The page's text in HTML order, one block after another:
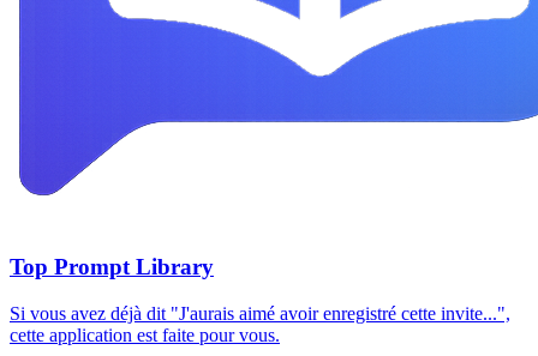
Top Prompt Library
Si vous avez déjà dit "J'aurais aimé avoir enregistré cette invite...",
cette application est faite pour vous.